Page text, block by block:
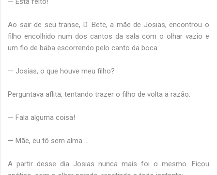
Ao sair de seu transe, D. Bete, a mãe de Josias, encontrou o
filho encolhido num dos cantos da sala com o olhar vazio e
um fio de baba escorrendo pelo canto da boca.
— Josias, o que houve meu filho?
Perguntava aflita, tentando trazer o filho de volta a razão.
— Fala alguma coisa!
— Mãe, eu tô sem alma ...
A partir desse dia Josias nunca mais foi o mesmo. Ficou